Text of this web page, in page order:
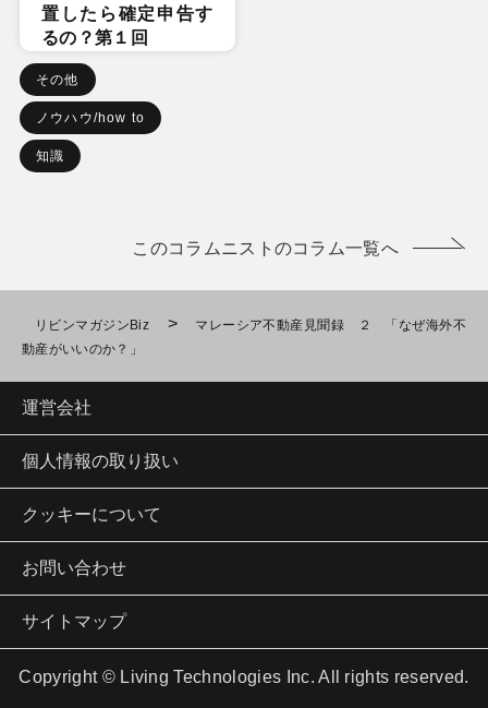
置したら確定申告す
るの？第１回
その他
ノウハウ/how to
知識
このコラムニストのコラム一覧へ
リビンマガジンBiz >
マレーシア不動産見聞録 ２ 「なぜ海外不
動産がいいのか？」
運営会社
個人情報の取り扱い
クッキーについて
お問い合わせ
サイトマップ
Copyright © Living Technologies Inc. All rights reserved.